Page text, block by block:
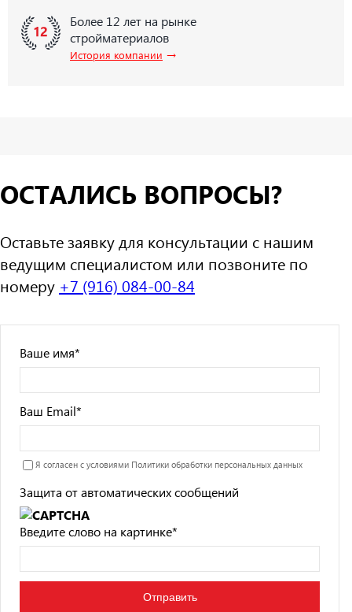
Более 12 лет на рынке
стройматериалов
История компании →
ОСТАЛИСЬ ВОПРОСЫ?
Оставьте заявку для консультации с нашим
ведущим специалистом или позвоните по
номеру +7 (916) 084-00-84
Ваше имя*
Ваш Email*
Я согласен с условиями Политики обработки персональных данных
Защита от автоматических сообщений
Введите слово на картинке*